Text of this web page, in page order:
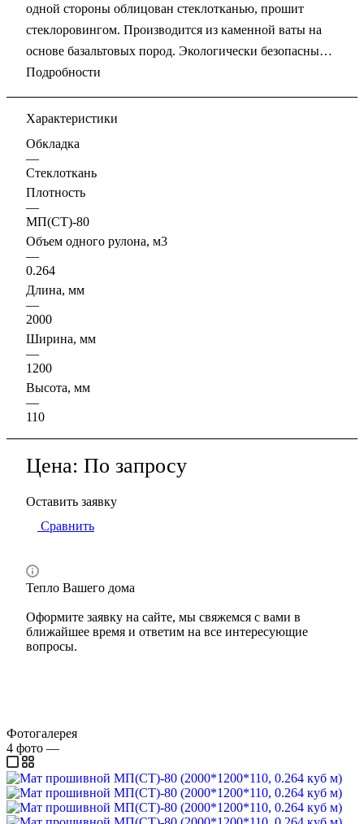
одной стороны облицован стеклотканью, прошит
стеклоровингом. Производится из каменной ваты на
основе базальтовых пород. Экологически безопасный,
не содержит смол.
свойства для утеплителя и пароизоляционные свойства
Подробности
Характеристики
Обкладка
—
Стеклоткань
Плотность
—
МП(СТ)-80
Объем одного рулона, м3
—
0.264
Длина, мм
—
2000
Ширина, мм
—
1200
Высота, мм
—
110
Цена: По запросу
Оставить заявку
Сравнить
Тепло Вашего дома
Оформите заявку на сайте, мы свяжемся с вами в
ближайшее время и ответим на все интересующие
вопросы.
Фотогалерея
4 фото —